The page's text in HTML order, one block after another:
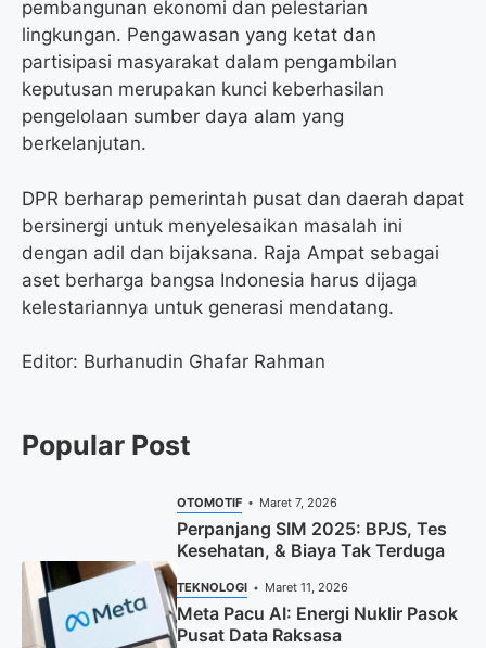
pembangunan ekonomi dan pelestarian
lingkungan. Pengawasan yang ketat dan
partisipasi masyarakat dalam pengambilan
keputusan merupakan kunci keberhasilan
pengelolaan sumber daya alam yang
berkelanjutan.
DPR berharap pemerintah pusat dan daerah dapat
bersinergi untuk menyelesaikan masalah ini
dengan adil dan bijaksana. Raja Ampat sebagai
aset berharga bangsa Indonesia harus dijaga
kelestariannya untuk generasi mendatang.
Editor: Burhanudin Ghafar Rahman
Popular Post
OTOMOTIF Maret 7, 2026
Perpanjang SIM 2025: BPJS, Tes
Kesehatan, & Biaya Tak Terduga
TEKNOLOGI Maret 11, 2026
Meta Pacu AI: Energi Nuklir Pasok
Pusat Data Raksasa